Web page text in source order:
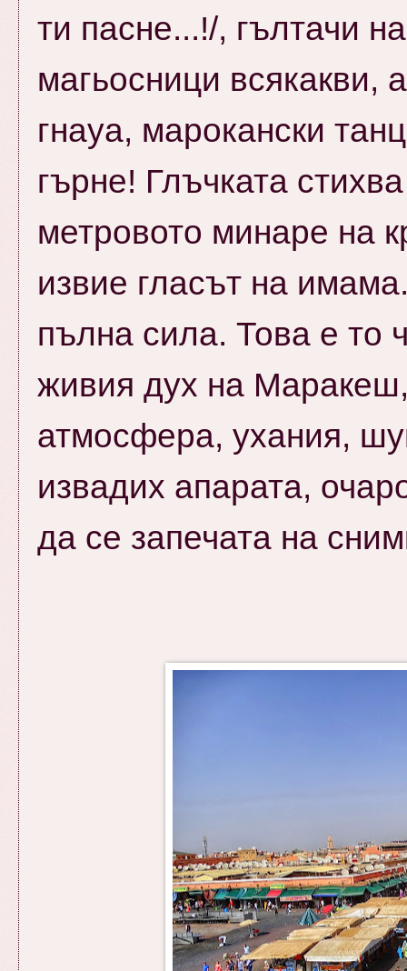
ти пасне...!/, гълтачи
магьосници всякакви,
гнауа, марокански
гърне! Глъчката
метровото минаре на
извие гласът на
пълна сила. Това е то
живия дух на
атмосфера, ухания,
извадих апарата,
да се запечата на